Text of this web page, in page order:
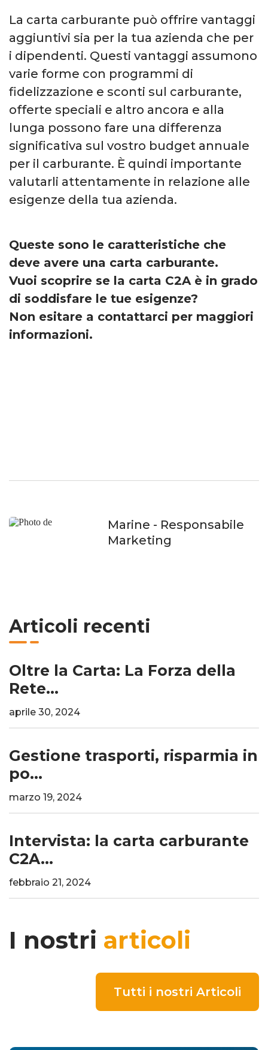
La carta carburante può offrire vantaggi
aggiuntivi sia per la tua azienda che per
i dipendenti. Questi vantaggi assumono
varie forme con programmi di
fidelizzazione e sconti sul carburante,
offerte speciali e altro ancora e alla
lunga possono fare una differenza
significativa sul vostro budget annuale
per il carburante. È quindi importante
valutarli attentamente in relazione alle
esigenze della tua azienda.
Queste sono le caratteristiche che
deve avere una carta carburante.
Vuoi scoprire se la carta C2A è in grado
di soddisfare le tue esigenze?
Non esitare a contattarci per maggiori
informazioni.
Marine - Responsabile
Marketing
Articoli recenti
Oltre la Carta: La Forza della
Rete...
aprile 30, 2024
Gestione trasporti, risparmia in
po...
marzo 19, 2024
Intervista: la carta carburante
C2A...
febbraio 21, 2024
I nostri articoli
Tutti i nostri Articoli